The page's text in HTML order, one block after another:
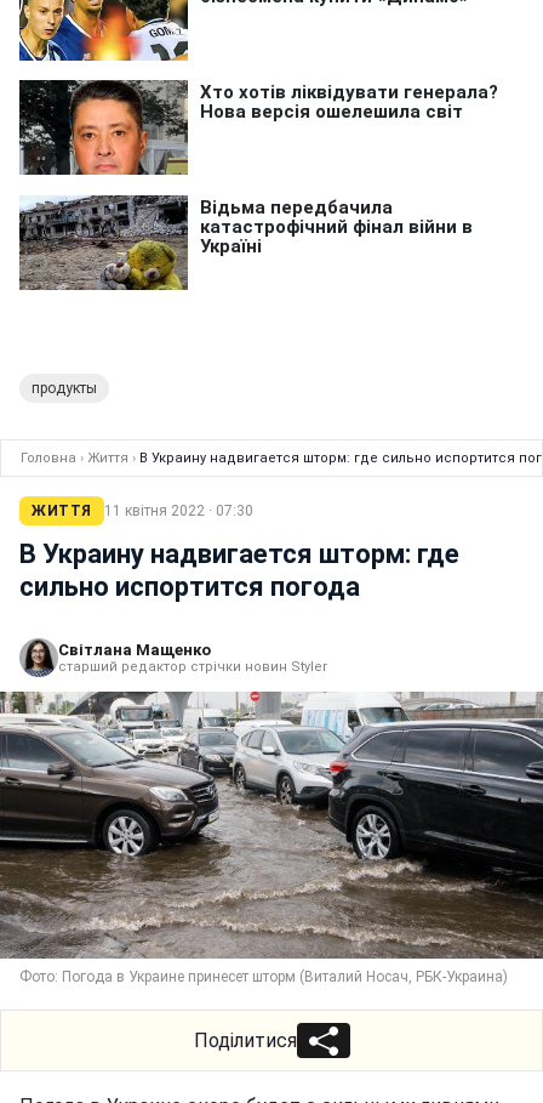
продукты
Головна › Життя › В Украину надвигается шторм: где сильно испортится
ЖИТТЯ 11 квітня 2022 · 07:30
В Украину надвигается шторм: где
сильно испортится погода
Світлана Мащенко
старший редактор стрічки новин Styler
Фото: Погода в Украине принесет шторм (Виталий Носач, РБК-Украина)
Поділитися